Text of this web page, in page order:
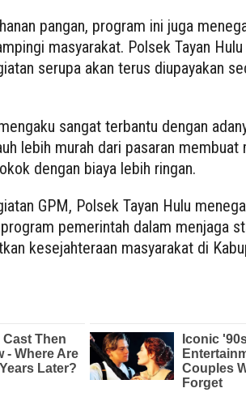
pangan, program ini juga
masyarakat. Polsek Tayan Hulu
serupa akan terus diupayakan
sangat terbantu dengan
lebih murah dari pasaran membuat
dengan biaya lebih ringan.
GPM, Polsek Tayan Hulu
pemerintah dalam menjaga
kesejahteraan masyarakat di